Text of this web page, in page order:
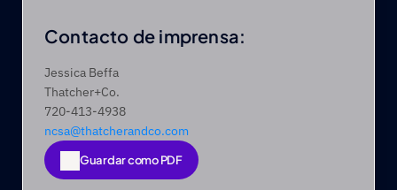
Contacto de imprensa:
Jessica Beffa
Thatcher+Co.
720-413-4938
ncsa@thatcherandco.com
Guardar como PDF
Guardar como PDF